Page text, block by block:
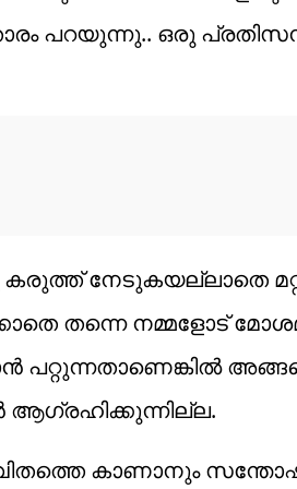
താരം പറയുന്നു.. ഒരു
നേടുകയല്ലാതെ
തന്നെ നമ്മളോട്
പറ്റുന്നതാണെങ്കിൽ
ആഗ്രഹിക്കുന്നില്ല.
കാണാനും